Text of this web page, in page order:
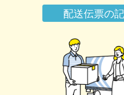
配送伝票の